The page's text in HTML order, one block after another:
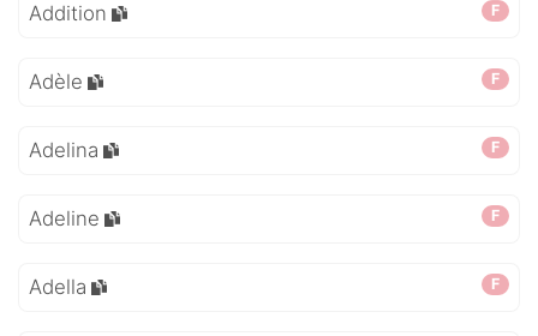
F
Addition
F
Adèle
F
Adelina
F
Adeline
F
Adella